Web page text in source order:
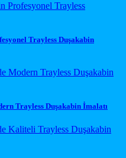
Trayless Duşakabin
Trayless Duşakabin İmalatı